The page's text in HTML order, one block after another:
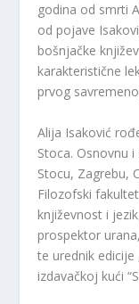
godina od smrti
od pojave
bošnjačke
karakteristične
prvog
Alija Isaković
Stoca. Osnovnu
Stocu, Zagrebu,
Filozofski
književnost i
prospektor
te urednik edicije
izdavačkoj kući